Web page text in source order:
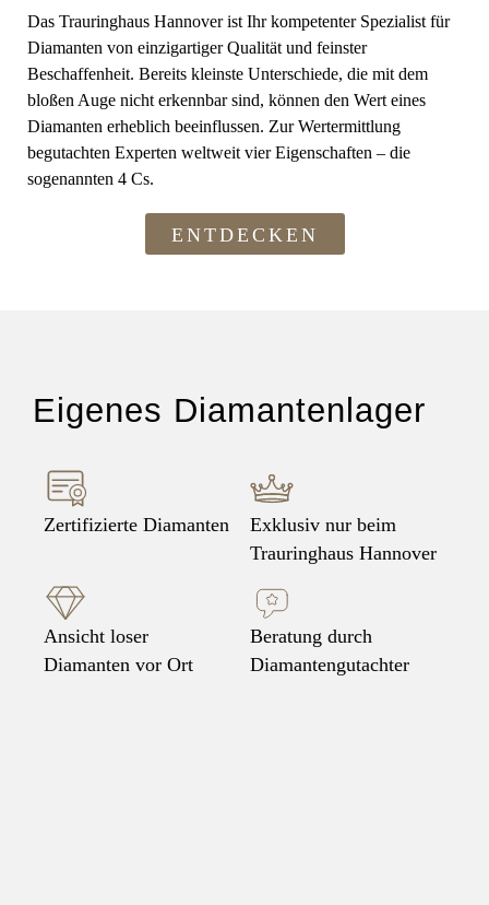
Das Trauringhaus Hannover ist Ihr kompetenter Spezialist für
Diamanten von einzigartiger Qualität und feinster
Beschaffenheit. Bereits kleinste Unterschiede, die mit dem
bloßen Auge nicht erkennbar sind, können den Wert eines
Diamanten erheblich beeinflussen. Zur Wertermittlung
begutachten Experten weltweit vier Eigenschaften – die
sogenannten 4 Cs.
ENTDECKEN
Eigenes Diamantenlager
Zertifizierte Diamanten
Exklusiv nur beim
Trauringhaus Hannover
Ansicht loser
Diamanten vor Ort
Beratung durch
Diamantengutachter